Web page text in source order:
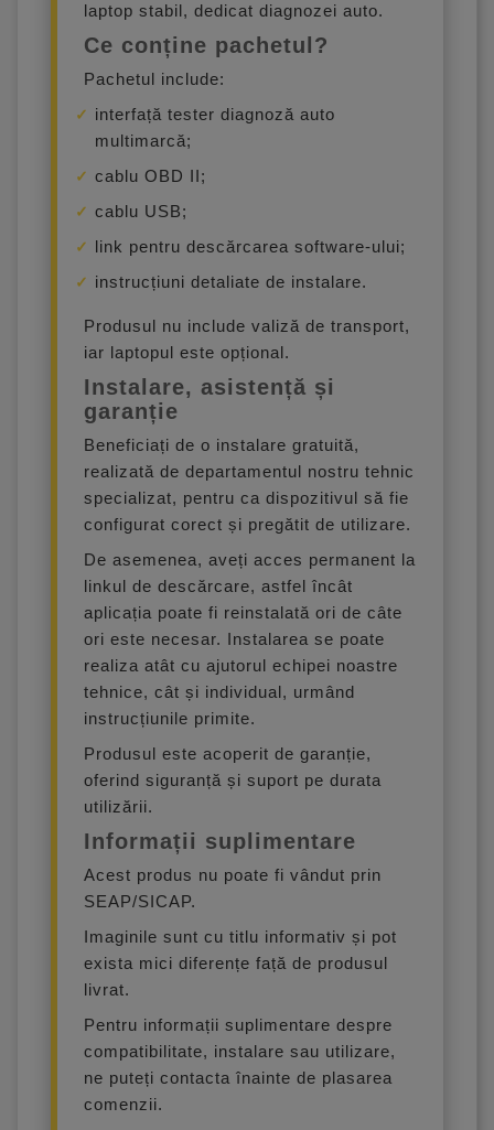
laptop stabil, dedicat diagnozei auto.
Ce conține pachetul?
Pachetul include:
interfață tester diagnoză auto
multimarcă;
cablu OBD II;
cablu USB;
link pentru descărcarea software-ului;
instrucțiuni detaliate de instalare.
Produsul nu include valiză de transport,
iar laptopul este opțional.
Instalare, asistență și
garanție
Beneficiați de o instalare gratuită,
realizată de departamentul nostru tehnic
specializat, pentru ca dispozitivul să fie
configurat corect și pregătit de utilizare.
De asemenea, aveți acces permanent la
linkul de descărcare, astfel încât
aplicația poate fi reinstalată ori de câte
ori este necesar. Instalarea se poate
realiza atât cu ajutorul echipei noastre
tehnice, cât și individual, urmând
instrucțiunile primite.
Produsul este acoperit de garanție,
oferind siguranță și suport pe durata
utilizării.
Informații suplimentare
Acest produs nu poate fi vândut prin
SEAP/SICAP.
Imaginile sunt cu titlu informativ și pot
exista mici diferențe față de produsul
livrat.
Pentru informații suplimentare despre
compatibilitate, instalare sau utilizare,
ne puteți contacta înainte de plasarea
comenzii.